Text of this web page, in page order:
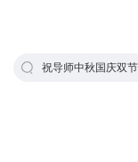
祝导师中秋国庆双